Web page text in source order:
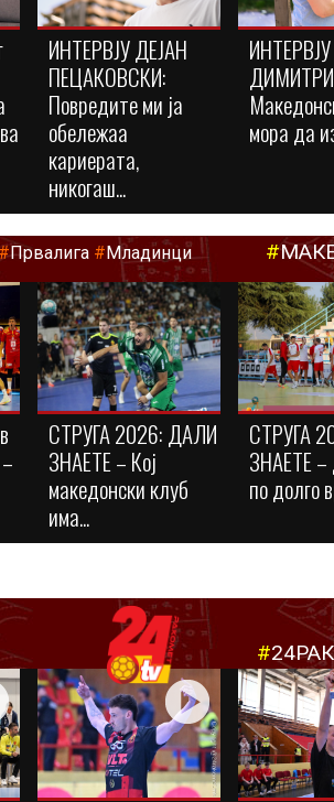
ИНТЕРВЈУ ДЕЈАН
ПЕЦАКОВСКИ:
Повредите ми ја
обележаа
кариерата,
никогаш...
мора да
Првалига #Младинци #
СТРУГА 2026: ДАЛИ
ЗНАЕТЕ – Кој
македонски клуб
има...
СТРУГА
ЗНАЕТЕ –
по долго
#